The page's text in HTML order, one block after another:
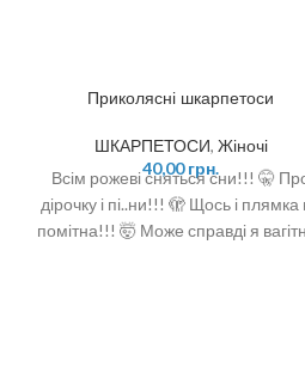
Приколясні шкарпетоси
ШКАРПЕТОСИ, Жіночі
40,00грн.
Всім рожеві сняться сни!!! 🤫
дірочку і пі..ни!!! 🫣 Щось і плямка
помітна!!! 🤯 Може справді я